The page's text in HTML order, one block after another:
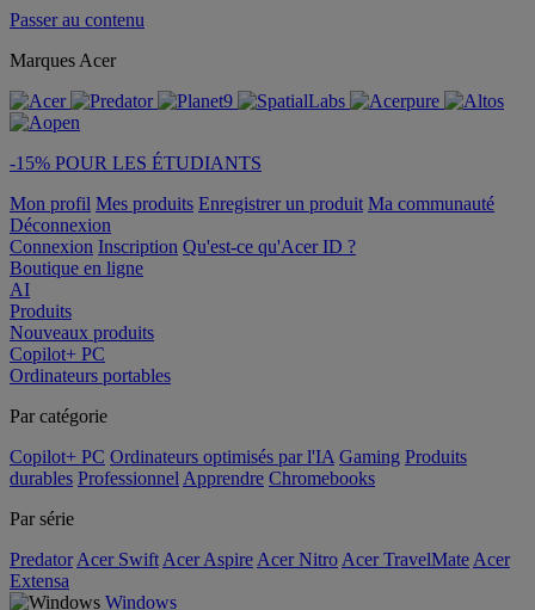
Passer au contenu
Marques Acer
-15% POUR LES ÉTUDIANTS
Mon profil Mes produits Enregistrer un produit Ma communauté
Déconnexion
Connexion Inscription Qu'est-ce qu'Acer ID ?
Boutique en ligne
AI
Produits
Nouveaux produits
Copilot+ PC
Ordinateurs portables
Par catégorie
Copilot+ PC Ordinateurs optimisés par l'IA Gaming Produits
durables Professionnel Apprendre Chromebooks
Par série
Predator Acer Swift Acer Aspire Acer Nitro Acer TravelMate Acer
Extensa
Windows